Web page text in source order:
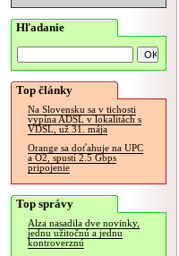
Hľadanie
Top články
Na Slovensku sa v tichosti
vypína ADSL v lokalitách s
VDSL, už 31. mája
Orange sa doťahuje na UPC
a O2, spustí 2.5 Gbps
pripojenie
Top správy
Alza nasadila dve novinky,
jednu užitočnú a jednu
kontroverznú